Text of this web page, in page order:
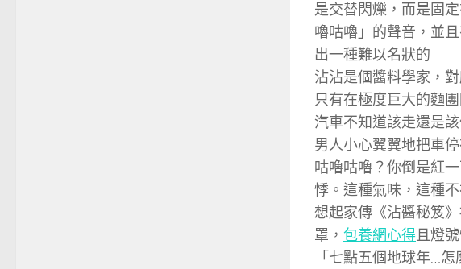
是交替閃爍，而是固
嚕咕嚕」的聲音，並
出一種難以名狀的——
沾沾是個醬料學家，
只有在極度巨大的麵
汽車不知道該走還是
男人小心翼翼地把車
咕嚕咕嚕？你倒是紅
悸。這種氣味，這種
想起家傳《沾醬秘笈
罩， 包養網心得且燈
「七點五個地球年…